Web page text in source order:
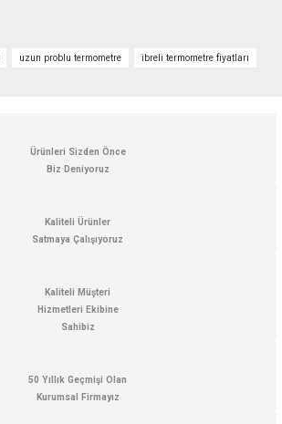
öneri formunu kullanarak tarafımıza
teşekkür ederiz.
eksik bilgiler bulunuyor.
bulunuyor.
alternatifler olmalı.
uzun problu termometre ibreli termometre fiyatları
Ürünleri Sizden Önce
Biz Deniyoruz
Kaliteli Ürünler
Satmaya Çalışıyoruz
Kaliteli Müşteri
Hizmetleri Ekibine
Sahibiz
50 Yıllık Geçmişi Olan
Kurumsal Firmayız